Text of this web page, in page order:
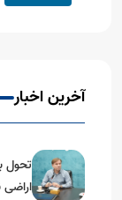
آخرین اخبار
تحول